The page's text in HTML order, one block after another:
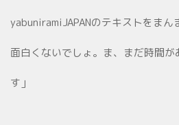
yabuniramiJAPANのテキストをま
面白くないでしょ。ま、まだ時間
す」